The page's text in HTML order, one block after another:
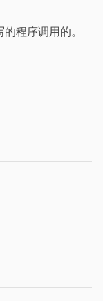
程序调用的。